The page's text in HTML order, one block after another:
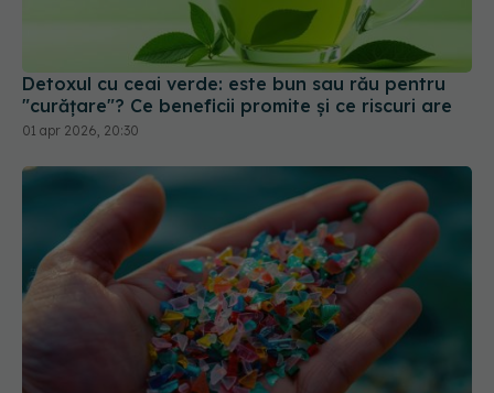
Detoxul cu ceai verde: este bun sau rău pentru
"curățare"? Ce beneficii promite și ce riscuri are
01 apr 2026, 20:30